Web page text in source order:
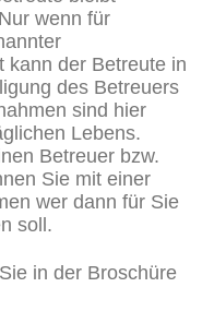
wenn für
kann der Betreute in
des Betreuers
sind hier
Lebens.
Betreuer bzw.
Sie mit einer
wer dann für Sie
soll.
in der Broschüre